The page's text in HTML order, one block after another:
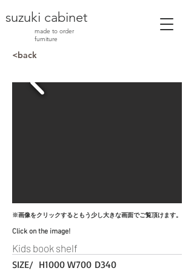
made to order
furniture
suzuki cabinet
<back
※画像をクリックするともう少し大きな画面でご覧頂けます。
Click on the image!
Kids book shelf
SIZE/ H1000 W700 D340